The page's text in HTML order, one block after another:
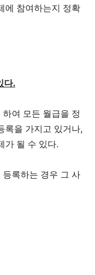
에 참여하는지 정확
다.
여 모든 월급을 정
록을 가지고 있거나,
가 될 수 있다.
록하는 경우 그 사